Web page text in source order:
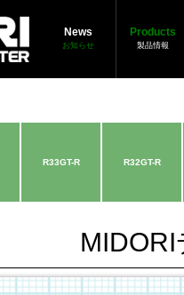
News
お知らせ
Products
製品情報
R33GT-R R32GT-R